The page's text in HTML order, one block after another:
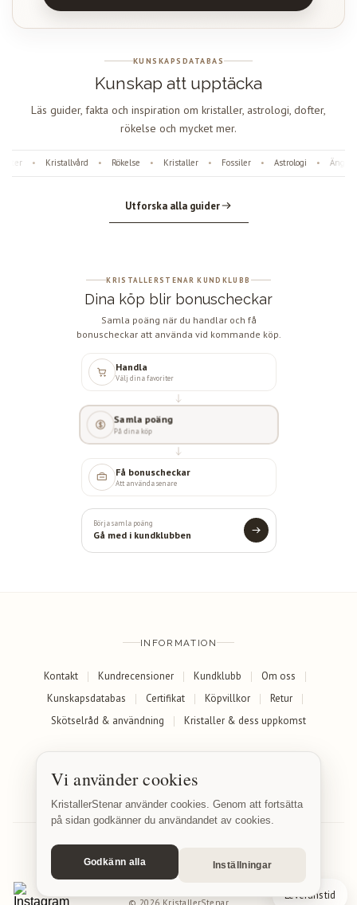
KUNSKAPSDATABAS
Kunskap att upptäcka
Läs guider, fakta och inspiration om kristaller, astrologi, dofter,
rökelse och mycket mer.
• Kristallvård Rökelse Kristaller • Fossiler • Astrologi
Utforska alla guider
KRISTALLERSTENAR KUNDKLUBB
Dina köp blir bonuscheckar
Samla poäng när du handlar och få
bonuscheckar att använda vid kommande köp.
Handla
Välj dina favoriter
Samla poäng
På dina köp
Få bonuscheckar
Att använda senare
Börja samla poäng
Gå med i kundklubben
INFORMATION
Kontakt Kundrecensioner Kundklubb
Om oss
Kunskapsdatabas
Certifikat Köpvillkor
Retur
Skötselråd & användning
Kristaller & dess uppkomst
© 2026 KristallerStenar
Vi använder cookies
KristallerStenar använder cookies. Genom att fortsätta
på sidan godkänner du användandet av cookies.
Godkänn alla Inställningar